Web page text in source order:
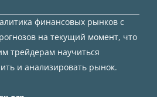
финансовых рынков с
на текущий момент, что
трейдерам научиться
и анализировать рынок.